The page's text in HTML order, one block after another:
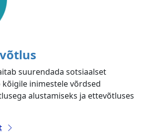
suurendada sotsiaalset
inimestele võrdsed
alustamiseks ja ettevõtluses